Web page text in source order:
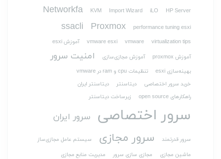
HP Server
iLO
Import Wizard
KVM
Networkfa
performance tuning esxi
Proxmox
ssacli
virtualization tips
vmware
vmware esxi آموزش esxi
آموزش proxmox آموزش مجازی‌سازی امنیت سرور
بهینه‌سازی esxi
تنظیمات cpu و ram در vmware
خرید سرور اختصاصی
دیتاسنتر
دیتاسنتر ایران
راهکارهای open source
زیرساخت دیتاسنتر
سرور اختصاصی سرور ایران
سرور قدرتمند سرور مجازی سیستم عامل مجازی‌ساز
ماشین مجازی مجازی سازی سرور
مدیریت منابع مجازی